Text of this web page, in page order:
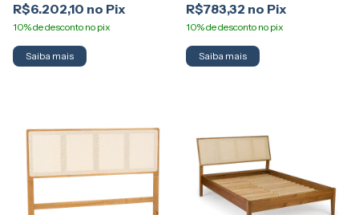
R$6.202,10 R$783,32